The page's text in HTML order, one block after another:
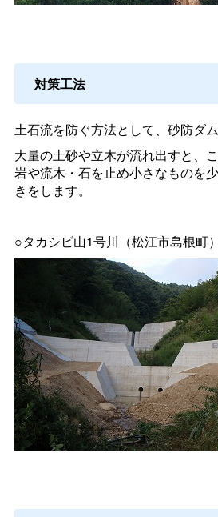
対策工法
土石流を防ぐ方法として、砂防ダム
大量の土砂や立木が流れ出すと、
岩や流木・石を止め小さなものを
きをします。
○タカシビ山1号川（松江市島根町